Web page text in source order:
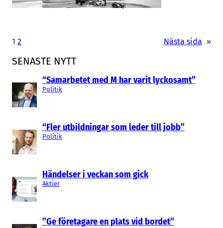
SENASTE NYTT
“Samarbetet med M har varit lyckosamt”
Politik
“Fler utbildningar som leder till jobb”
Politik
Händelser i veckan som gick
Aktier
”Ge företagare en plats vid bordet”
den del som fästs på…
1 2 Nästa sida »